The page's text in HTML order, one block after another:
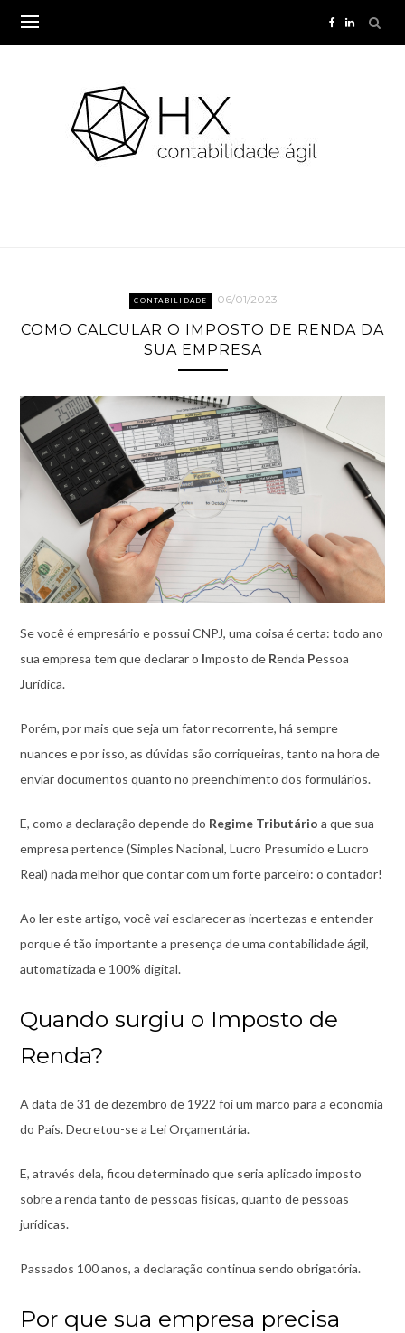
content
CONTABILIDADE 06/01/2023
COMO CALCULAR O IMPOSTO DE RENDA DA
SUA EMPRESA
Se você é empresário e possui CNPJ, uma coisa é certa: todo ano
sua empresa tem que declarar o Imposto de Renda Pessoa
Jurídica.
Porém, por mais que seja um fator recorrente, há sempre
nuances e por isso, as dúvidas são corriqueiras, tanto na hora de
enviar documentos quanto no preenchimento dos formulários.
E, como a declaração depende do Regime Tributário a que sua
empresa pertence (Simples Nacional, Lucro Presumido e Lucro
Real) nada melhor que contar com um forte parceiro: o contador!
Ao ler este artigo, você vai esclarecer as incertezas e entender
porque é tão importante a presença de uma contabilidade ágil,
automatizada e 100% digital.
Quando surgiu o Imposto de
Renda?
A data de 31 de dezembro de 1922 foi um marco para a economia
do País. Decretou-se a Lei Orçamentária.
E, através dela, ficou determinado que seria aplicado imposto
sobre a renda tanto de pessoas físicas, quanto de pessoas
jurídicas.
Passados 100 anos, a declaração continua sendo obrigatória.
Por que sua empresa precisa